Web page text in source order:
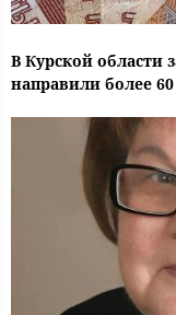
В Курской области
направили более